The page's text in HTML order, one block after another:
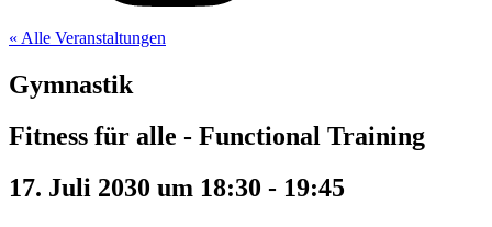
« Alle Veranstaltungen
Gymnastik
Fitness für alle - Functional Training
17. Juli 2030 um 18:30 - 19:45